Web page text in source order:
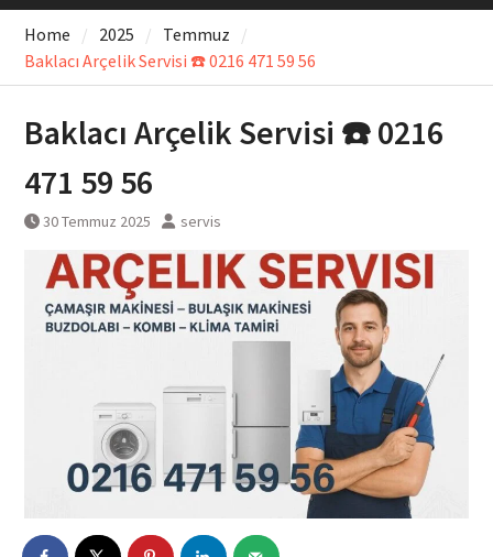
Home 2025
Temmuz
Baklacı Arçelik Servisi ☎️ 0216 471 59 56
Baklacı Arçelik Servisi ☎️ 0216
471 59 56
30 Temmuz 2025 servis